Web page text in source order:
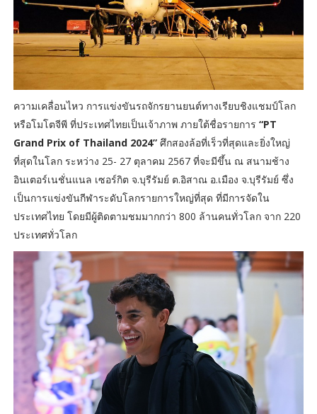
ความเคลื่อนไหว การแข่งขันรถจักรยานยนต์ทางเรียบชิงแชมป์โลก
หรือโมโตจีพี ที่ประเทศไทยเป็นเจ้าภาพ ภายใต้ชื่อรายการ “PT
Grand Prix of Thailand 2024” ศึกสองล้อที่เร็วที่สุดและยิ่งใหญ่
ที่สุดในโลก ระหว่าง 25- 27 ตุลาคม 2567 ที่จะมีขึ้น ณ สนามช้าง
อินเตอร์เนชั่นแนล เซอร์กิต จ.บุรีรัมย์ ต.อิสาณ อ.เมือง จ.บุรีรัมย์ ซึ่ง
เป็นการแข่งขันกีฬาระดับโลกรายการใหญ่ที่สุด ที่มีการจัดใน
ประเทศไทย โดยมีผู้ติดตามชมมากกว่า 800 ล้านคนทั่วโลก จาก 220
ประเทศทั่วโลก